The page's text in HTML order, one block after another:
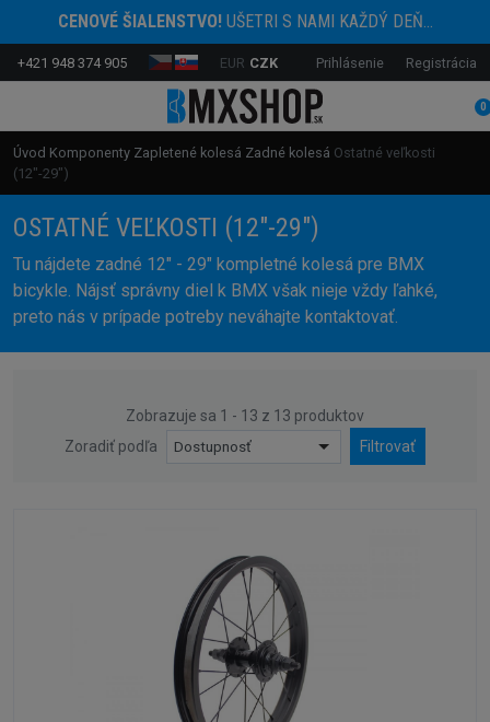
CENOVÉ ŠIALENSTVO!UŠETRI S NAMI KAŽDÝ DEŇ...
+421 948 374 905 EUR CZK Prihlásenie Registrácia
0
Úvod Komponenty Zapletené kolesá Zadné kolesá Ostatné veľkosti
(12"-29")
OSTATNÉ VEĽKOSTI (12"-29")
Tu nájdete zadné 12" - 29" kompletné kolesá pre BMX
bicykle. Nájsť správny diel k BMX však nieje vždy ľahké,
preto nás v prípade potreby neváhajte kontaktovať.
Zobrazuje sa 1 - 13 z 13 produktov
Zoradiť podľa
Dostupnosť Filtrovať